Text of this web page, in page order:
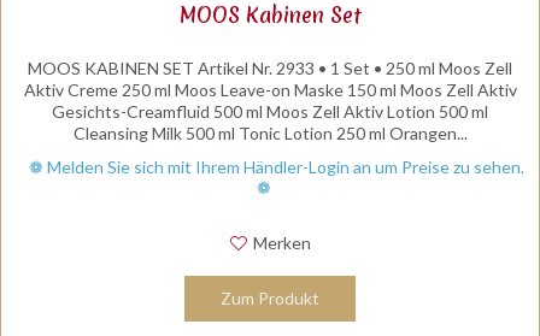
MOOS Kabinen Set
MOOS KABINEN SET Artikel Nr. 2933 • 1 Set • 250 ml Moos Zell
Aktiv Creme 250 ml Moos Leave-on Maske 150 ml Moos Zell Aktiv
Gesichts-Creamfluid 500 ml Moos Zell Aktiv Lotion 500 ml
Cleansing Milk 500 ml Tonic Lotion 250 ml Orangen...
❁ Melden Sie sich mit Ihrem Händler-Login an um Preise zu sehen.
❁
Merken
Zum Produkt